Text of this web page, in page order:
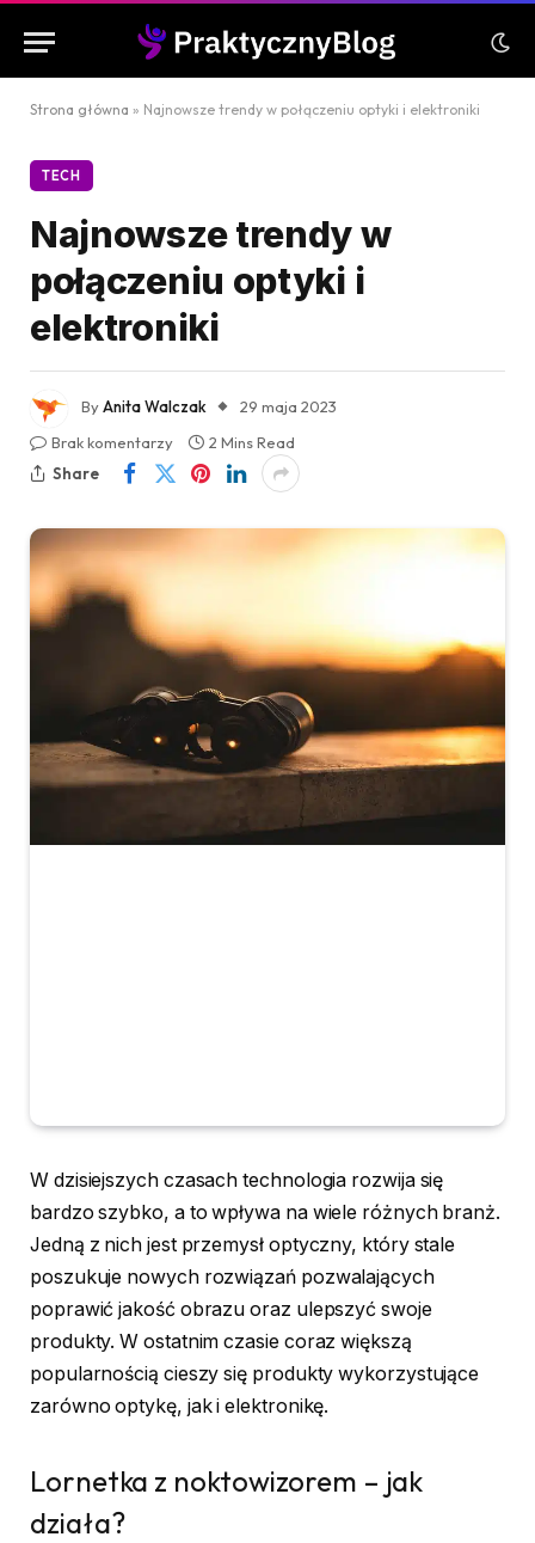
Strona główna » Najnowsze trendy w połączeniu optyki i elektroniki
TECH
Najnowsze trendy w
połączeniu optyki i
elektroniki
ByAnita Walczak
29 maja 2023
Brak komentarzy
2 Mins Read
Share
W dzisiejszych czasach technologia rozwija się
bardzo szybko, a to wpływa na wiele różnych branż.
Jedną z nich jest przemysł optyczny, który stale
poszukuje nowych rozwiązań pozwalających
poprawić jakość obrazu oraz ulepszyć swoje
produkty. W ostatnim czasie coraz większą
popularnością cieszy się produkty wykorzystujące
zarówno optykę, jak i elektronikę.
Lornetka z noktowizorem – jak
działa?